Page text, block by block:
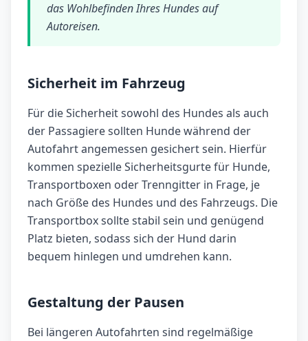
das Wohlbefinden Ihres Hundes auf
Autoreisen.
Sicherheit im Fahrzeug
Für die Sicherheit sowohl des Hundes als auch
der Passagiere sollten Hunde während der
Autofahrt angemessen gesichert sein. Hierfür
kommen spezielle Sicherheitsgurte für Hunde,
Transportboxen oder Trenngitter in Frage, je
nach Größe des Hundes und des Fahrzeugs. Die
Transportbox sollte stabil sein und genügend
Platz bieten, sodass sich der Hund darin
bequem hinlegen und umdrehen kann.
Gestaltung der Pausen
Bei längeren Autofahrten sind regelmäßige